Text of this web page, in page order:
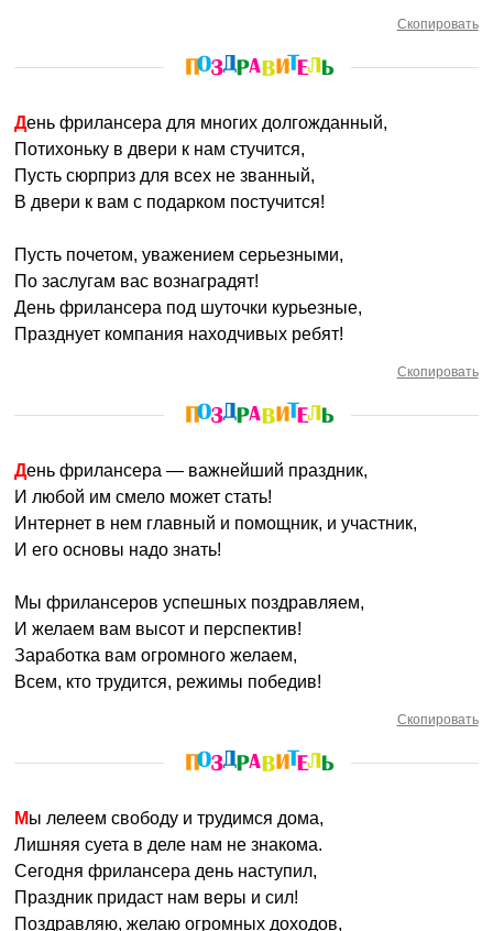
Скопировать
День фрилансера для многих долгожданный,
Потихоньку в двери к нам стучится,
Пусть сюрприз для всех не званный,
В двери к вам с подарком постучится!
Пусть почетом, уважением серьезными,
По заслугам вас вознаградят!
День фрилансера под шуточки курьезные,
Празднует компания находчивых ребят!
Скопировать
День фрилансера — важнейший праздник,
И любой им смело может стать!
Интернет в нем главный и помощник, и участник,
И его основы надо знать!
Мы фрилансеров успешных поздравляем,
И желаем вам высот и перспектив!
Заработка вам огромного желаем,
Всем, кто трудится, режимы победив!
Скопировать
Мы лелеем свободу и трудимся дома,
Лишняя суета в деле нам не знакома.
Сегодня фрилансера день наступил,
Праздник придаст нам веры и сил!
Поздравляю, желаю огромных доходов,